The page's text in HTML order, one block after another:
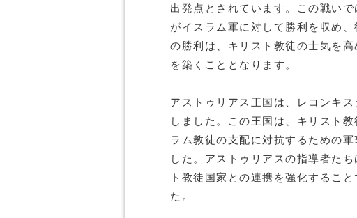
出発点とされています。この戦い
がイスラム軍に対して勝利を収め
の勝利は、キリスト教徒の士気を
を築くこととなります。
アストゥリアス王国は、レコンキ
しました。この王国は、キリスト
ラム教徒の支配に対抗するための
した。アストゥリアスの指導者た
ト教徒国家との連携を強化するこ
た。